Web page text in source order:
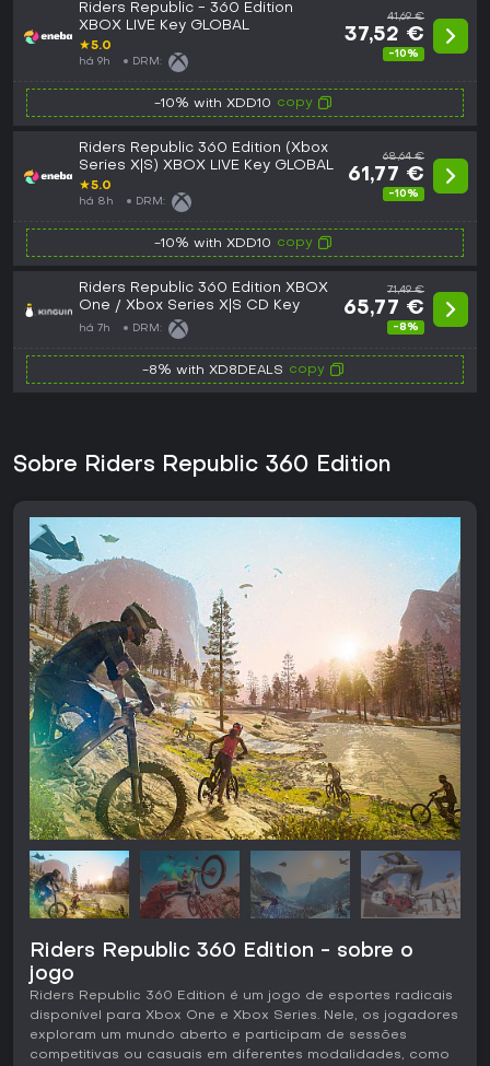
Riders Republic - 360 Edition
XBOX LIVE Key GLOBAL
★5.0
há 9h DRM:
41,69 €
37,52 €
-10%
-10% with XDD10 copy
Riders Republic 360 Edition (Xbox
Series X|S) XBOX LIVE Key GLOBAL
★5.0
há 8h DRM:
68,64 €
61,77 €
-10%
-10% with XDD10 copy
Riders Republic 360 Edition XBOX
One / Xbox Series X|S CD Key
há 7h DRM:
71,49 €
65,77 €
-8%
-8% with XD8DEALS copy
Sobre Riders Republic 360 Edition
Riders Republic 360 Edition - sobre o
jogo
Riders Republic 360 Edition é um jogo de esportes radicais
disponível para Xbox One e Xbox Series. Nele, os jogadores
exploram um mundo aberto e participam de sessões
competitivas ou casuais em diferentes modalidades, como